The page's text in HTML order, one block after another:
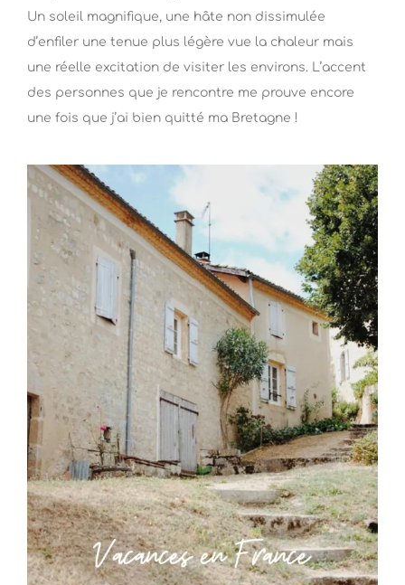
Un soleil magnifique, une hâte non dissimulée
d’enfiler une tenue plus légère vue la chaleur mais
une réelle excitation de visiter les environs. L’accent
des personnes que je rencontre me prouve encore
une fois que j’ai bien quitté ma Bretagne !